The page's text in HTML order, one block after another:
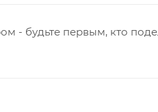
- будьте первым, кто